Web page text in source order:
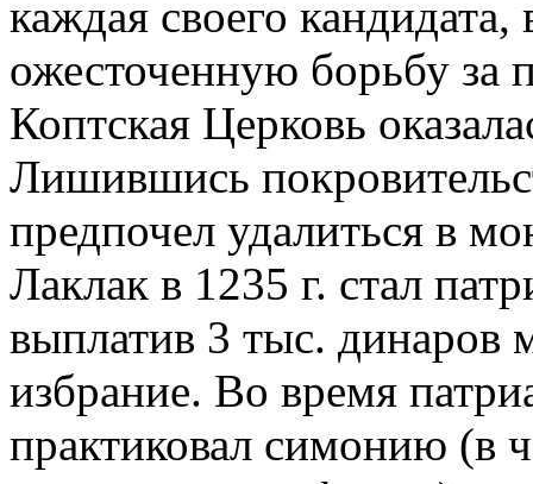
каждая своего
ожесточенную борьбу за
Коптская Церковь
Лишившись
предпочел удалиться в
Лаклак в 1235 г. стал
выплатив 3 тыс. динаров
избрание. Во время
практиковал симонию (в